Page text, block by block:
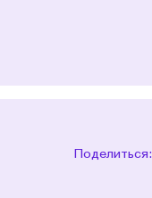
Поделиться: